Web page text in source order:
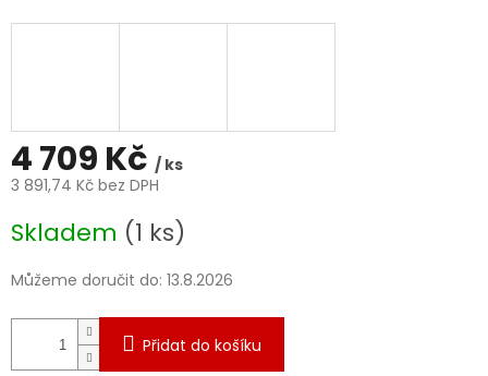
4 709 Kč / ks
3 891,74 Kč bez DPH
cena:
Skladem (1 ks)
Můžeme doručit do: 13.8.2026
Přidat do košíku